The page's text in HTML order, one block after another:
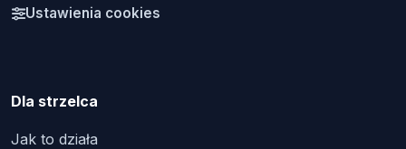
Ustawienia cookies
Dla strzelca
Jak to działa